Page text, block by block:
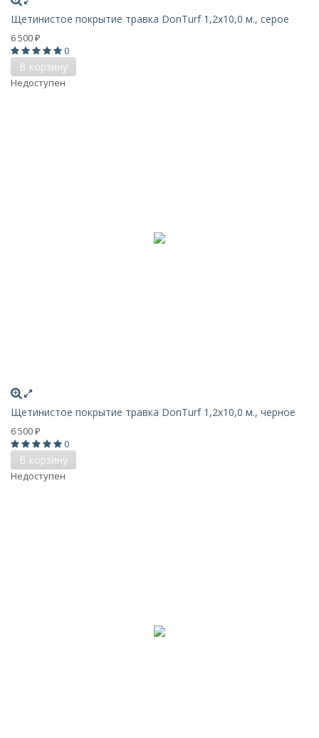
Щетинистое покрытие травка DonTurf 1,2x10,0 м., серое
6 500 ₽
0
В корзину
Недоступен
Щетинистое покрытие травка DonTurf 1,2x10,0 м., черное
6 500 ₽
0
В корзину
Недоступен